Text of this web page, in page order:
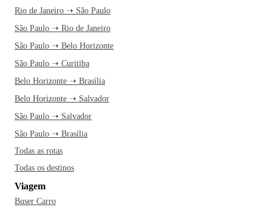
Rio de Janeiro ➝ São Paulo
São Paulo ➝ Rio de Janeiro
São Paulo ➝ Belo Horizonte
São Paulo ➝ Curitiba
Belo Horizonte ➝ Brasília
Belo Horizonte ➝ Salvador
São Paulo ➝ Salvador
São Paulo ➝ Brasília
Todas as rotas
Todas os destinos
Viagem
Buser Carro